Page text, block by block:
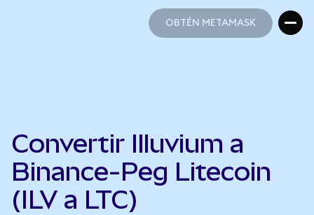
OBTÉN METAMASK
Convertir Illuvium a
Binance-Peg Litecoin
(ILV a LTC)